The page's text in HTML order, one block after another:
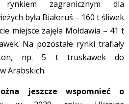
zagranicznym dla
była Białoruś – 160 t śliwek
miejsce zajęła Mołdawia – 41 t
Na pozostałe rynki trafiały
np. 5 t truskawek do
Arabskich.
jeszcze wspomnieć o